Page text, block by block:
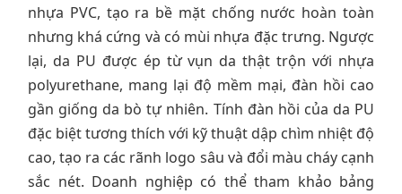
nhựa PVC, tạo ra bề mặt chống nước hoàn toàn
nhưng khá cứng và có mùi nhựa đặc trưng. Ngược
lại, da PU được ép từ vụn da thật trộn với nhựa
polyurethane, mang lại độ mềm mại, đàn hồi cao
gần giống da bò tự nhiên. Tính đàn hồi của da PU
đặc biệt tương thích với kỹ thuật dập chìm nhiệt độ
cao, tạo ra các rãnh logo sâu và đổi màu cháy cạnh
sắc nét. Doanh nghiệp có thể tham khảo bảng